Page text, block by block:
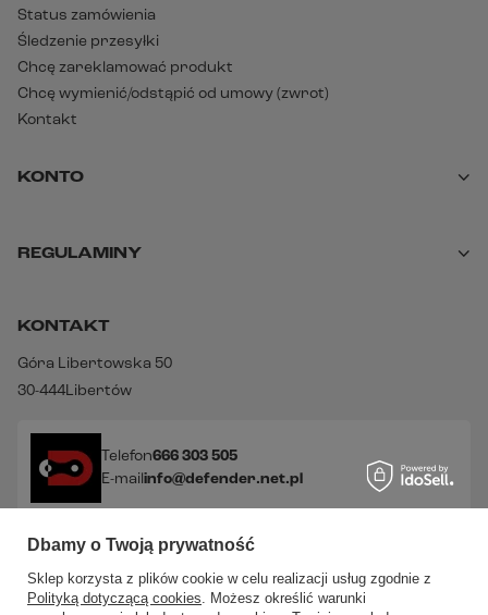
Status zamówienia
Śledzenie przesyłki
Chcę zareklamować produkt
Chcę wymienić/odstąpić od umowy (zwrot)
Kontakt
KONTO
REGULAMINY
KONTAKT
Góra Libertowska 50
30-444Libertów
Telefon666 303 505
E-mailinfo@defender.net.pl
Dbamy o Twoją prywatność
Sklep korzysta z plików cookie w celu realizacji usług zgodnie z
Polityką dotyczącą cookies. Możesz określić warunki